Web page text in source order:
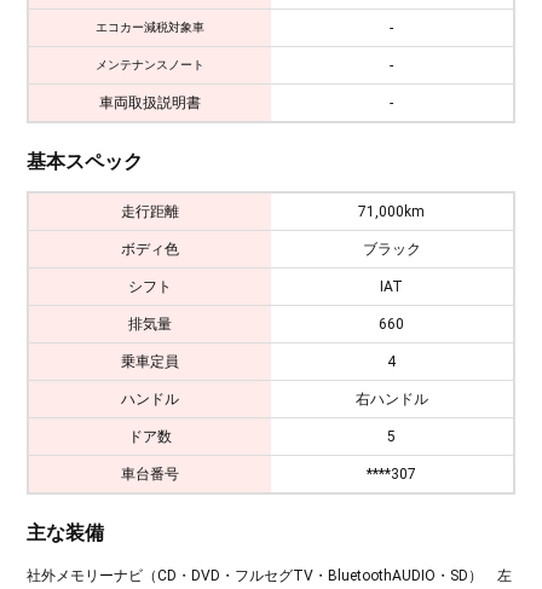
エコカー減税対象車 -
メンテナンスノート -
車両取扱説明書 -
基本スペック
走行距離 71,000km
ボディ色 ブラック
シフト IAT
排気量 660
乗車定員 4
ハンドル 右ハンドル
ドア数 5
車台番号 ****307
主な装備
社外メモリーナビ（CD・DVD・フルセグTV・BluetoothAUDIO・SD） 左